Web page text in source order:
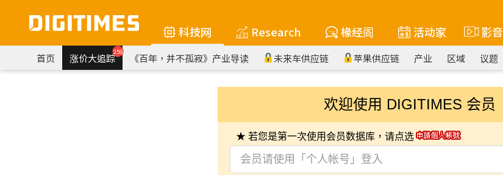
科技网 Research 椽经阁 活动家 影音
首页 涨价大追踪259 《百年，并不孤寂》产业导读 未来车供应链 苹果供应链 产业 区域 议题
欢迎使用 DIGITIMES 会员
★ 若您是第一次使用会员数据库，请点选